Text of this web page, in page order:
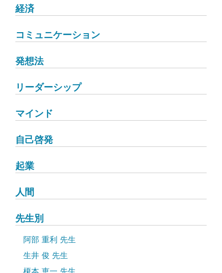
経済
コミュニケーション
発想法
リーダーシップ
マインド
自己啓発
起業
人間
先生別
阿部 重利 先生
生井 俊 先生
榎本 恵一 先生